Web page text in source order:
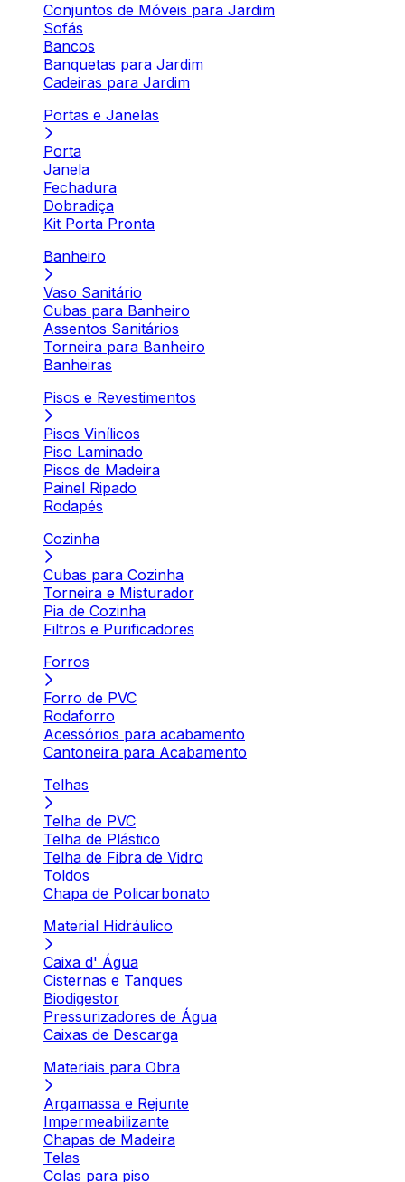
Conjuntos de Móveis para Jardim
Sofás
Bancos
Banquetas para Jardim
Cadeiras para Jardim
Portas e Janelas
Porta
Janela
Fechadura
Dobradiça
Kit Porta Pronta
Banheiro
Vaso Sanitário
Cubas para Banheiro
Assentos Sanitários
Torneira para Banheiro
Banheiras
Pisos e Revestimentos
Pisos Vinílicos
Piso Laminado
Pisos de Madeira
Painel Ripado
Rodapés
Cozinha
Cubas para Cozinha
Torneira e Misturador
Pia de Cozinha
Filtros e Purificadores
Forros
Forro de PVC
Rodaforro
Acessórios para acabamento
Cantoneira para Acabamento
Telhas
Telha de PVC
Telha de Plástico
Telha de Fibra de Vidro
Toldos
Chapa de Policarbonato
Material Hidráulico
Caixa d' Água
Cisternas e Tanques
Biodigestor
Pressurizadores de Água
Caixas de Descarga
Materiais para Obra
Argamassa e Rejunte
Impermeabilizante
Chapas de Madeira
Telas
Colas para piso